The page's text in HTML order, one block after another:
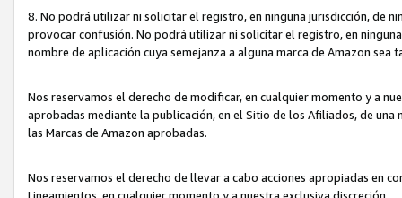
8. No podrá utilizar ni solicitar el registro, en ninguna jurisdicción, de
provocar confusión. No podrá utilizar ni solicitar el registro, en
nombre de aplicación cuya semejanza a alguna marca de Amazon
Nos reservamos el derecho de modificar, en cualquier momento y a
aprobadas mediante la publicación, en el Sitio de los Afiliados, de
las Marcas de Amazon aprobadas.
Nos reservamos el derecho de llevar a cabo acciones apropiadas en
Lineamientos, en cualquier momento y a nuestra exclusiva discreción.